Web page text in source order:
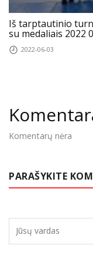
Iš tarptautinio
su medaliais 2022
2022-06-03
Komentarų nėra
PARAŠYKITE